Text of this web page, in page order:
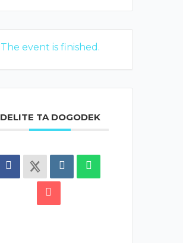
The event is finished.
DELITE TA DOGODEK